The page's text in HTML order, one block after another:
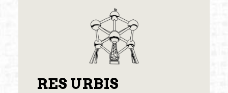
RES URBIS